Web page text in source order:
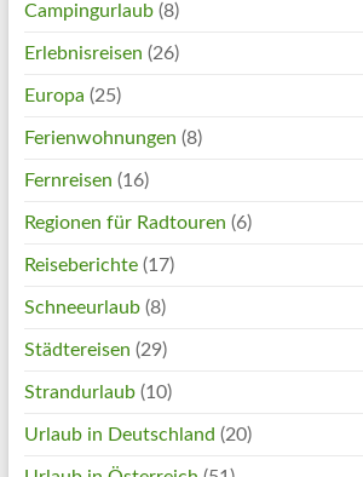
Campingurlaub(8)
Erlebnisreisen (26)
Europa (25)
Ferienwohnungen (8)
Fernreisen (16)
Regionen für Radtouren (6)
Reiseberichte(17)
Schneeurlaub(8)
Städtereisen (29)
Strandurlaub(10)
Urlaub in Deutschland (20)